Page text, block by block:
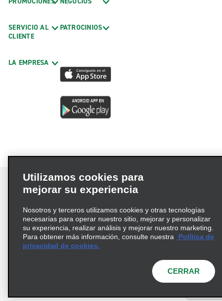
SERVICIO AL
CLIENTE
LA EMPRESA
PATROCINIOS
Términos de uso
Política de privacidad
Política de cookies
Información de Salud del Consumidor
© 2026 Enterprise Holdings, Inc. Todos los derechos
Utilizamos cookies para
mejorar su experiencia
Nosotros y terceros utilizamos cookies y otras tecnologías
necesarias para operar nuestro sitio, mejorar y personalizar
su experiencia, realizar análisis y mejorar nuestro marketing.
Para obtener más información, consulte nuestra
Política de
privacidad de cookies.
CERRAR